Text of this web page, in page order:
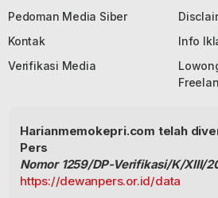
Pedoman Media Siber
Kontak
Info
Verifikasi Media
Harianmemokepri.com telah
Pers
Nomor 1259/DP-Verifikasi/K/XIII/
https://dewanpers.or.id/data